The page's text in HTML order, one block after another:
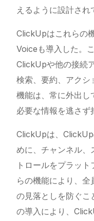
えるように設計され
ClickUpはこれらの
Voiceも導入した。
ClickUpや他の接続
検索、要約、アクシ
機能は、常に外出し
必要な情報を逃さず
ClickUpは、
めに、チャンネル、
トロールをプラッ
らの機能により、全
の見落としを防ぐこ
の導入により、